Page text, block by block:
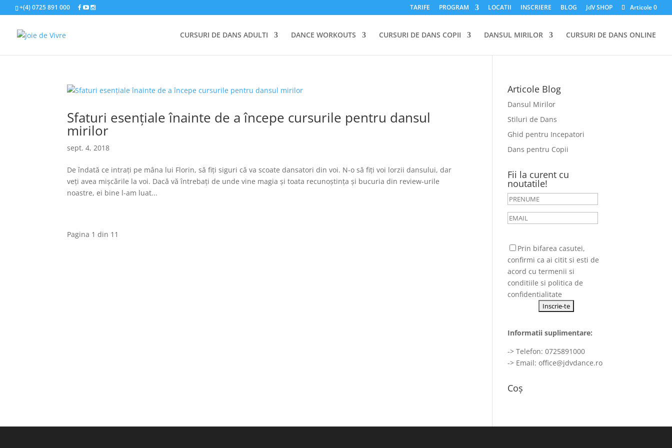
+(4) 0725 891 000 TARIFE PROGRAM LOCATII INSCRIERE BLOG JdV SHOP Articole 0
CURSURI DE DANS ADULTI DANCE WORKOUTS CURSURI DE DANS COPII DANSUL MIRILOR CURSURI DE DANS ONLINE
Sfaturi esențiale înainte de a începe cursurile pentru dansul
mirilor
sept. 4, 2018
De îndată ce intrați pe mâna lui Florin, să fiți siguri că va scoate dansatori din voi. N-o să fiți voi lorzii dansului, dar
veți avea mișcările la voi. Dacă vă întrebați de unde vine magia și toata recunoștința și bucuria din review-urile
noastre, ei bine l-am luat...
Pagina 1 din 1 1
Articole Blog
Dansul Mirilor
Stiluri de Dans
Ghid pentru Incepatori
Dans pentru Copii
Fii la curent cu
noutatile!
Prin bifarea casutei,
confirmi ca ai citit si esti de
acord cutermenii si
conditiile si politica de
confidentialitate
Informatii suplimentare:
-> Telefon: 0725891000
-> Email: office@jdvdance.ro
Coș